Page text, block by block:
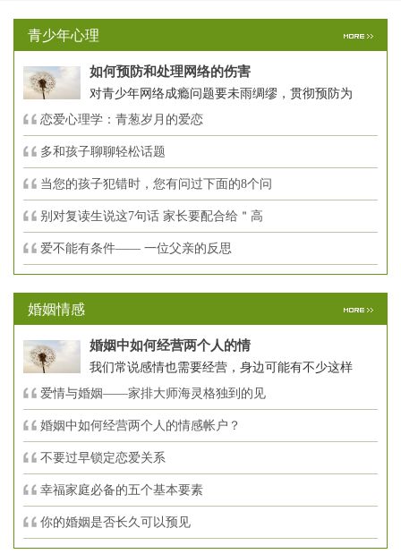
青少年心理
如何预防和处理网络的伤害
对青少年网络成瘾问题要未雨绸缪，贯彻预防为
恋爱心理学：青葱岁月的爱恋
多和孩子聊聊轻松话题
当您的孩子犯错时，您有问过下面的8个问
别对复读生说这7句话 家长要配合给＂高
爱不能有条件—— 一位父亲的反思
婚姻情感
婚姻中如何经营两个人的情
我们常说感情也需要经营，身边可能有不少这样
爱情与婚姻——家排大师海灵格独到的见
婚姻中如何经营两个人的情感帐户？
不要过早锁定恋爱关系
幸福家庭必备的五个基本要素
你的婚姻是否长久可以预见